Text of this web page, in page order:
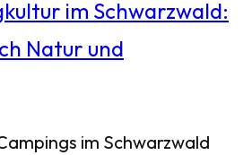
im Schwarzwald